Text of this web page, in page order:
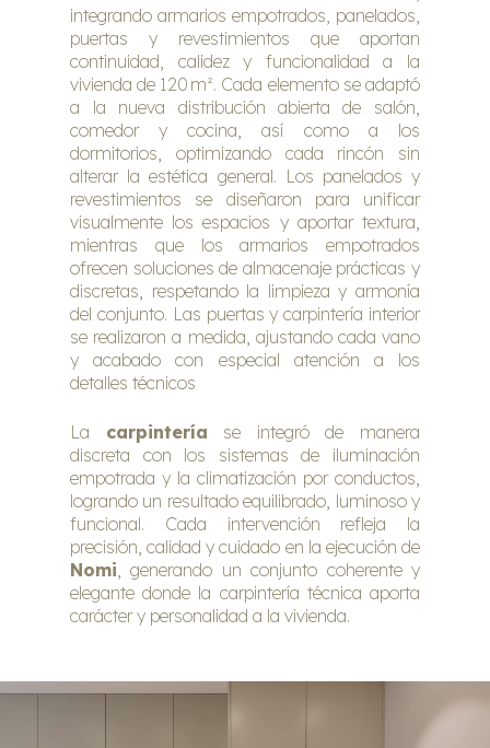
integrando armarios empotrados, panelados,
puertas y revestimientos que aportan
continuidad, calidez y funcionalidad a la
vivienda de 120 m². Cada elemento se adaptó
a la nueva distribución abierta de salón,
comedor y cocina, así como a los
dormitorios, optimizando cada rincón sin
alterar la estética general. Los panelados y
revestimientos se diseñaron para unificar
visualmente los espacios y aportar textura,
mientras que los armarios empotrados
ofrecen soluciones de almacenaje prácticas y
discretas, respetando la limpieza y armonía
del conjunto. Las puertas y carpintería interior
se realizaron a medida, ajustando cada vano
y acabado con especial atención a los
detalles técnicos
La carpintería se integró de manera
discreta con los sistemas de iluminación
empotrada y la climatización por conductos,
logrando un resultado equilibrado, luminoso y
funcional. Cada intervención refleja la
precisión, calidad y cuidado en la ejecución de
Nomi, generando un conjunto coherente y
elegante donde la carpintería técnica aporta
carácter y personalidad a la vivienda.